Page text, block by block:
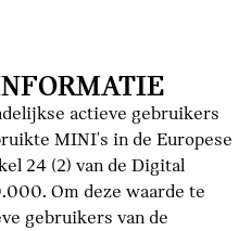
actieve gebruikers
MINI's in de Europese
24 (2) van de Digital
Om deze waarde te
gebruikers van de